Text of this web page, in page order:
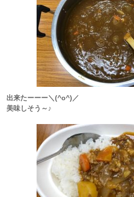
出来たーーー＼(^o^)／
美味しそう～♪